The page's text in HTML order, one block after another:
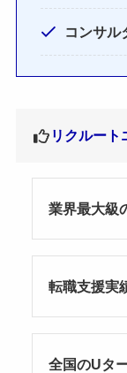
コンサル
リクルート
業界最大級
転職支援実
全国のUタ